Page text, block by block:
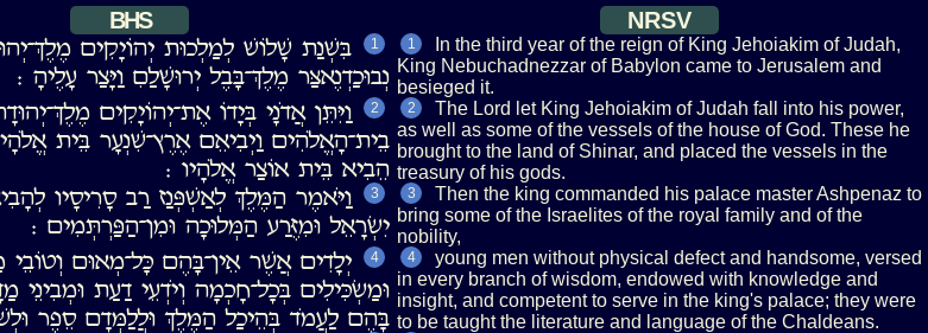
BHS NRSV
1
בִּשְׁנַת שָׁלוֹשׁ לְמַלְכוּת יְהוֹיָקִים
נְבוּכַדְנֶאצַּר מֶלֶךְ־בָּבֶל יְרוּשָׁלַםִ וַיָּצַר עָלֶיהָ ׃
1
In the third year of the reign of King Jehoiakim of Judah,
King Nebuchadnezzar of Babylon came to Jerusalem and
besieged it.
2
וַיִּתֵּן אֲדֹנָי בְּיָדוֹ אֶת־יְהוֹיָקִים
בֵית־הָאֱלֹהִים וַיְבִיאֵם אֶרֶץ־שִׁנְעָר בֵּית
הֵבִיא בֵּית אוֹצַר אֱלֹהָיו ׃
2
The Lord let King Jehoiakim of Judah fall into his power,
as well as some of the vessels of the house of God. These he
brought to the land of Shinar, and placed the vessels in the
treasury of his gods.
3
וַיֹּאמֶר הַמֶּלֶךְ לְאַשְׁפְּנַז רַב סָרִיסָיו
יִשְׂרָאֵל וּמִזֶּרַע הַמְּלוּכָה וּמִן־הַפַּרְתְּמִים ׃
3
Then the king commanded his palace master Ashpenaz to
bring some of the Israelites of the royal family and of the
nobility,
4
יְלָדִים אֲשֶׁר אֵין־בָּהֶם כָּל־מְאוּם
וּמַשְׂכִּילִים בְּכָל־חָכְמָה וְיֹדְעֵי דַעַת וּמְבִינֵי
בָּהֶם לַעֲמֹד בְּהֵיכַל הַמֶּלֶךְ וּלֲלַמְּדָם סֵפֶר
4
young men without physical defect and handsome, versed
in every branch of wisdom, endowed with knowledge and
insight, and competent to serve in the king's palace; they were
to be taught the literature and language of the Chaldeans.